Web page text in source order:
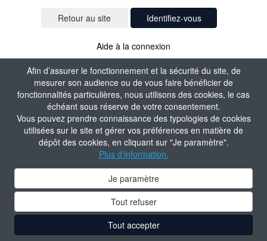
Afin d’assurer le fonctionnement et la sécurité du site, de
mesurer son audience ou de vous faire bénéficier de
fonctionnalités particulières, nous utilisons des cookies, le cas
échéant sous réserve de votre consentement.
Vous pouvez prendre connaissance des typologies de cookies
utilisées sur le site et gérer vos préférences en matière de
dépôt des cookies, en cliquant sur "Je paramètre".
Plus d'information.
Je paramètre
Tout refuser
Tout accepter
Identifiez-vous
Aide à la connexion